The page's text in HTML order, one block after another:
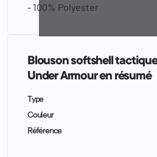
- 100% Polyester
Blouson softshell
Under Armour en résumé
Type
Couleur
Référence